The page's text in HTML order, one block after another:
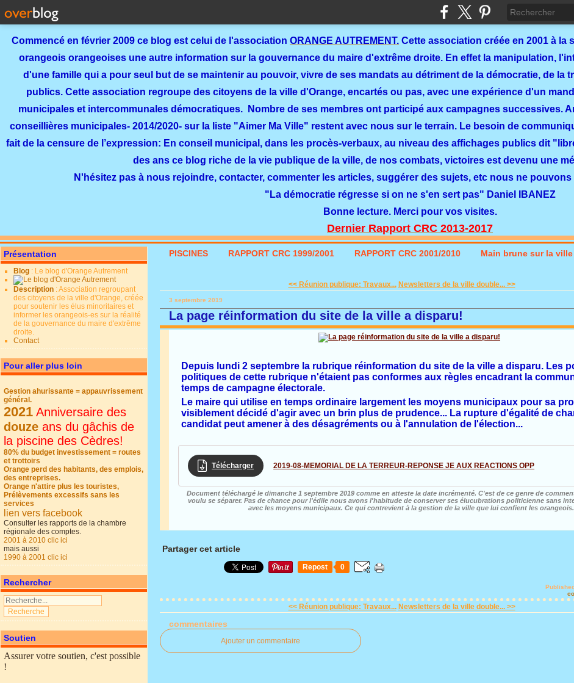
Commencé en février 2009 ce blog est celui de l'association ORANGE AUTREMENT. Cette association créée en 2001 à la
orangeois orangeoises une autre information sur la gouvernance du maire d'extrême droite. En effet la manipulation,
d'une famille qui a pour seul but de se maintenir au pouvoir, vivre de ses mandats au détriment de la démocratie, de la
publics. Cette association regroupe des citoyens de la ville d'Orange, encartés ou pas, avec une expérience d'un
municipales et intercommunales démocratiques. Nombre de ses membres ont participé aux campagnes successives.
conseillières municipales- 2014/2020- sur la liste "Aimer Ma Ville" restent avec nous sur le terrain. Le besoin de
fait de la censure de l’expression: En conseil municipal, dans les procès-verbaux, au niveau des affichages publics dit
des ans ce blog riche de la vie publique de la ville, de nos combats, victoires est devenu une
N'hésitez pas à nous rejoindre, contacter, commenter les articles, suggérer des sujets, etc nous ne
"La démocratie régresse si on ne s'en sert pas" Daniel IBANEZ
Bonne lecture. Merci pour vos visites.
Dernier Rapport CRC 2013-2017
Présentation
Blog : Le blog d'Orange Autrement
Description : Association regroupant
des citoyens de la ville d'Orange, créée
pour soutenir les élus minoritaires et
informer les orangeois-es sur la réalité
de la gouvernance du maire d'extrême
droite.
Contact
Pour aller plus loin
Gestion ahurissante = appauvrissement
général.
2021 Anniversaire des
douze ans du gâchis de
la piscine des Cèdres!
80% du budget investissement = routes
et trottoirs
Orange perd des habitants, des emplois,
des entreprises.
Orange n'attire plus les touristes,
Prélèvements excessifs sans les
services
lien vers facebook
Consulter les rapports de la chambre
régionale des comptes.
2001 à 2010 clic ici
mais aussi
1990 à 2001 clic ici
Rechercher
Soutien
Assurer votre soutien, c'est possible
!
PISCINES RAPPORT CRC 1999/2001 RAPPORT CRC 2001/2010 Main brune sur la ville
<< Réunion publique: Travaux... Newsletters de la ville double... >>
3 septembre 2019
La page réinformation du site de la ville a disparu!
Depuis lundi 2 septembre la rubrique réinformation du site de la ville a disparu. Les
politiques de cette rubrique n'étaient pas conformes aux règles encadrant la
temps de campagne électorale.
Le maire qui utilise en temps ordinaire largement les moyens municipaux pour sa
visiblement décidé d'agir avec un brin plus de prudence... La rupture d'égalité de
candidat peut amener à des désagréments ou à l'annulation de l'élection...
Télécharger 2019-08-MEMORIAL DE LA TERREUR-REPONSE JE AUX REACTIONS OPP
Document téléchargé le dimanche 1 septembre 2019 comme en atteste la date incrémenté. C'est de ce genre de
voulu se séparer. Pas de chance pour l'édile nous avons l'habitude de conserver ses élucubrations politicienne sans
avec les moyens municipaux. Ce qui contrevient à la gestion de la ville que lui confient les orangeois.
Partager cet article
Repost 0
<< Réunion publique: Travaux... Newsletters de la ville double... >>
commentaires
Ajouter un commentaire